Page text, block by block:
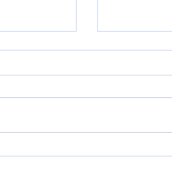
る場とし
2023年度